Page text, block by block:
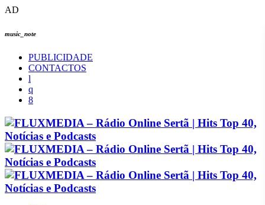
AD
music_note
PUBLICIDADE
CONTACTOS